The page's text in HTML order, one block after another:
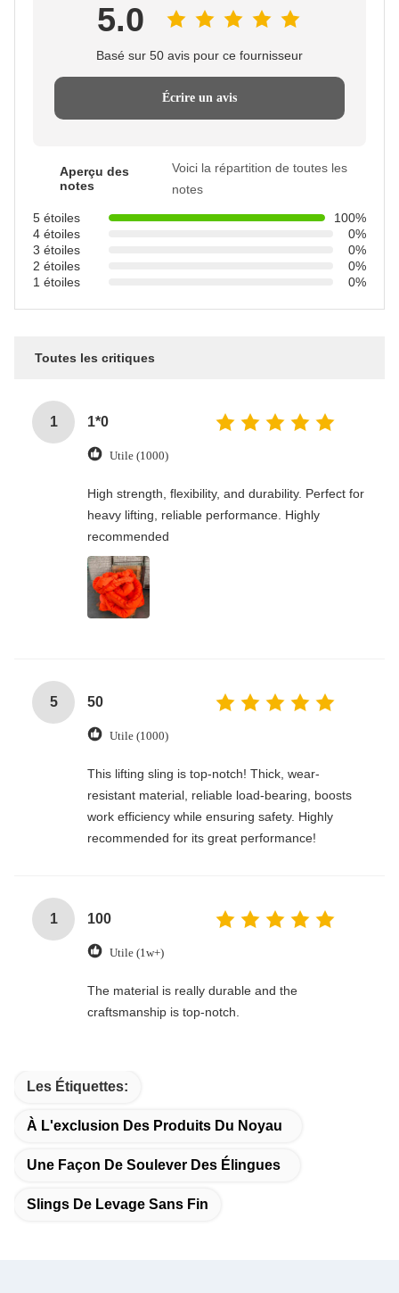
5.0
Basé sur 50 avis pour ce fournisseur
Écrire un avis
Aperçu des
notes
Voici la répartition de toutes les
notes
5 étoiles
100%
4 étoiles
0%
3 étoiles
0%
2 étoiles
0%
1 étoiles
0%
Toutes les critiques
1 1*0
Utile (1000)
High strength, flexibility, and durability. Perfect for
heavy lifting, reliable performance. Highly
recommended
5 50
Utile (1000)
This lifting sling is top-notch! Thick, wear-
resistant material, reliable load-bearing, boosts
work efficiency while ensuring safety. Highly
recommended for its great performance!
1 100
Utile (1w+)
The material is really durable and the
craftsmanship is top-notch.
Les Étiquettes:
À L'exclusion Des Produits Du Noyau
Une Façon De Soulever Des Élingues
Slings De Levage Sans Fin